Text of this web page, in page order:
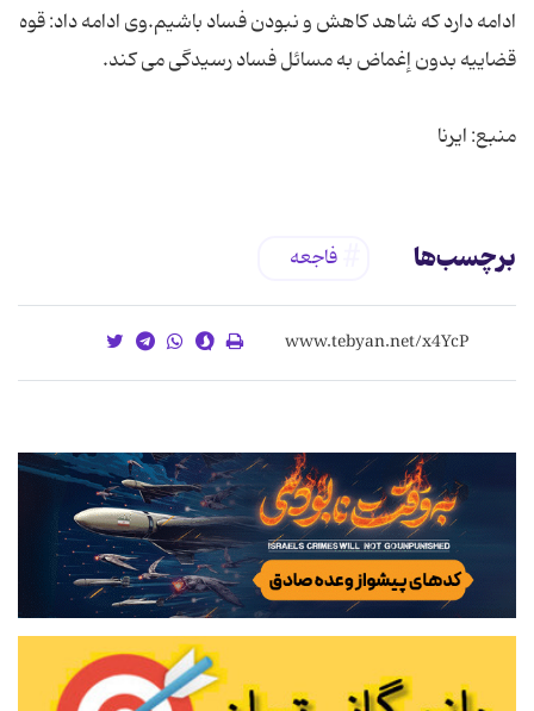
ادامه دارد که شاهد کاهش و نبودن فساد باشیم.وی ادامه داد: قوه
منبع: ایرنا
برچسب‌ها فاجعه